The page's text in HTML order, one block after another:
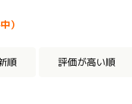
）
順 評価が高い順